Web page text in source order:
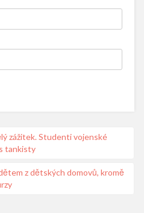
zážitek. Studenti vojenské
tankisty
z dětských domovů, kromě